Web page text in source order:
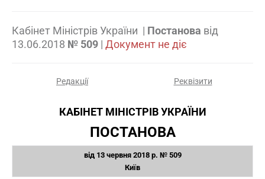
Кабінет Міністрів України | Постанова від
13.06.2018 № 509 | Документ не діє
Редакції Реквізити
КАБІНЕТ МІНІСТРІВ УКРАЇНИ
ПОСТАНОВА
від 13 червня 2018 р. № 509
Київ